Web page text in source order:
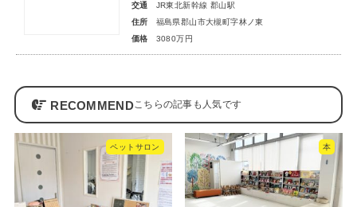
交通
JR東北新幹線 郡山駅
住所
福島県郡山市大槻町字林ノ東
価格
3080万円
RECOMMEND
ペットサロン 本